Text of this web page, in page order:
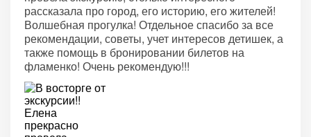
рассказала про город, его историю, его жителей!
Волшебная прогулка! Отдельное спасибо за все
рекомендации, советы, учет интересов детишек, а
также помощь в бронировании билетов на
фламенко! Очень рекомендую!!!